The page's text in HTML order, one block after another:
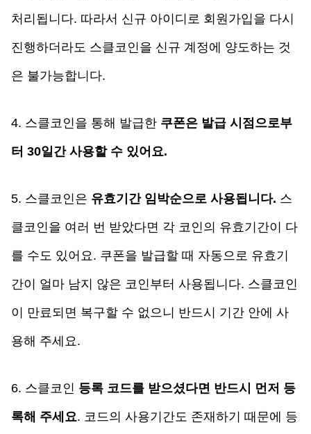
처리됩니다. 따라서 신규 아이디로 회원가입을 다시
진행하더라도 스클코인을 신규 계정에 양도하는 것
은 불가능합니다.
4. 스클코인을 통해 발급한 쿠폰은 발급 시점으로부
터 30일간 사용할 수 있어요.
5. 스클코인은 유효기간 임박순으로 사용됩니다. 스
클코인을 여러 번 받았다면 각 코인의 유효기간이 다
를 수도 있어요. 쿠폰을 발급할 때 자동으로 유효기
간이 얼마 남지 않은 코인부터 사용됩니다. 스클코인
이 만료되면 복구할 수 없으니 반드시 기간 안에 사
용해 주세요.
6. 스클코인 등록 코드를 받으셨다면 반드시 먼저 등
록해 주세요. 코드의 사용기간도 존재하기 때문에 등